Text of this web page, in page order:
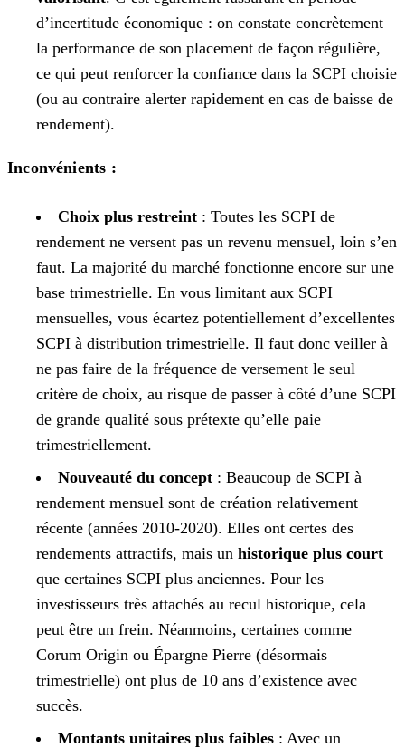
d’incertitude économique : on constate concrètement
la performance de son placement de façon régulière,
ce qui peut renforcer la confiance dans la SCPI choisie
(ou au contraire alerter rapidement en cas de baisse de
rendement).
Inconvénients :
Choix plus restreint : Toutes les SCPI de
rendement ne versent pas un revenu mensuel, loin s’en
faut. La majorité du marché fonctionne encore sur une
base trimestrielle. En vous limitant aux SCPI
mensuelles, vous écartez potentiellement d’excellentes
SCPI à distribution trimestrielle. Il faut donc veiller à
ne pas faire de la fréquence de versement le seul
critère de choix, au risque de passer à côté d’une SCPI
de grande qualité sous prétexte qu’elle paie
trimestriellement.
Nouveauté du concept : Beaucoup de SCPI à
rendement mensuel sont de création relativement
récente (années 2010-2020). Elles ont certes des
rendements attractifs, mais un historique plus court
que certaines SCPI plus anciennes. Pour les
investisseurs très attachés au recul historique, cela
peut être un frein. Néanmoins, certaines comme
Corum Origin ou Épargne Pierre (désormais
trimestrielle) ont plus de 10 ans d’existence avec
succès.
Montants unitaires plus faibles : Avec un